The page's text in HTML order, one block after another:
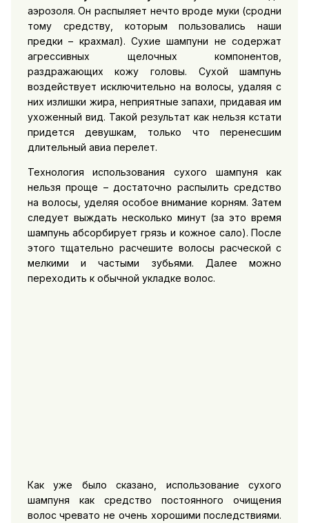
аэрозоля. Он распыляет нечто вроде муки (сродни
тому средству, которым пользовались наши
предки – крахмал). Сухие шампуни не содержат
агрессивных щелочных компонентов,
раздражающих кожу головы. Сухой шампунь
воздействует исключительно на волосы, удаляя с
них излишки жира, неприятные запахи, придавая им
ухоженный вид. Такой результат как нельзя кстати
придется девушкам, только что перенесшим
длительный авиа перелет.
Технология использования сухого шампуня как
нельзя проще – достаточно распылить средство
на волосы, уделяя особое внимание корням. Затем
следует выждать несколько минут (за это время
шампунь абсорбирует грязь и кожное сало). После
этого тщательно расчешите волосы расческой с
мелкими и частыми зубьями. Далее можно
переходить к обычной укладке волос.
Как уже было сказано, использование сухого
шампуня как средство постоянного очищения
волос чревато не очень хорошими последствиями.